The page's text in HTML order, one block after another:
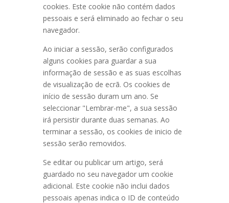
cookies. Este cookie não contém dados
pessoais e será eliminado ao fechar o seu
navegador.
Ao iniciar a sessão, serão configurados
alguns cookies para guardar a sua
informação de sessão e as suas escolhas
de visualização de ecrã. Os cookies de
início de sessão duram um ano. Se
seleccionar "Lembrar-me", a sua sessão
irá persistir durante duas semanas. Ao
terminar a sessão, os cookies de inicio de
sessão serão removidos.
Se editar ou publicar um artigo, será
guardado no seu navegador um cookie
adicional. Este cookie não inclui dados
pessoais apenas indica o ID de conteúdo